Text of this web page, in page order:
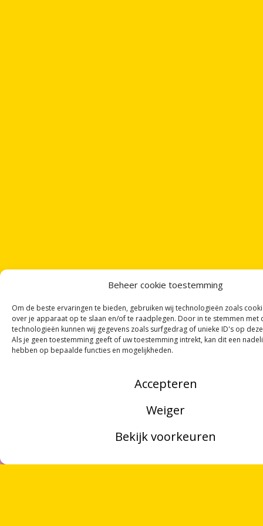
Beheer cookie toestemming
Om de beste ervaringen te bieden, gebruiken wij technologieën zoals
over je apparaat op te slaan en/of te raadplegen. Door in te stemmen met
technologieën kunnen wij gegevens zoals surfgedrag of unieke ID's op
Als je geen toestemming geeft of uw toestemming intrekt, kan dit een
hebben op bepaalde functies en mogelijkheden.
Accepteren
Weiger
Bekijk voorkeuren
VIER GEDICHTEN
VIA ONZENIEUWSBRIEF!